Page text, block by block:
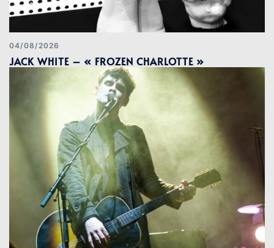
04/08/2026
JACK WHITE – « FROZEN CHARLOTTE »